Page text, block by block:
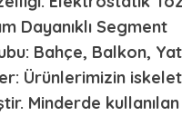
Dayanıklı Segment
Bahçe, Balkon,
Ürünlerimizin
Minderde